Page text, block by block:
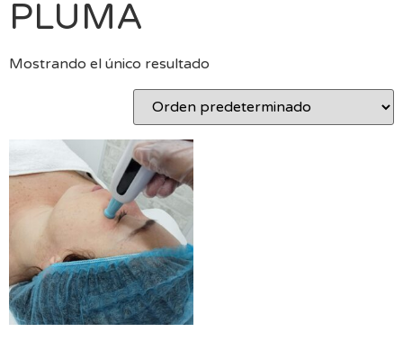
PLUMA
Mostrando el único resultado